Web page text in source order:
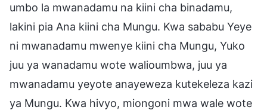
umbo la mwanadamu na kiini cha binadamu,
lakini pia Ana kiini cha Mungu. Kwa sababu Yeye
ni mwanadamu mwenye kiini cha Mungu, Yuko
juu ya wanadamu wote walioumbwa, juu ya
mwanadamu yeyote anayeweza kutekeleza kazi
ya Mungu. Kwa hivyo, miongoni mwa wale wote